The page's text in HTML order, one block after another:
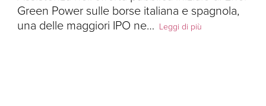
Green Power sulle borse italiana e spagnola,
una delle maggiori IPO ne… Leggi di più